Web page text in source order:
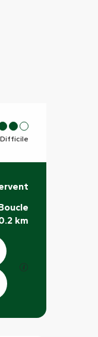
Difficile
km